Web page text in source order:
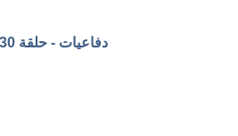
دفاعيات - حلقة 30 ابريل - قانونية العهد الجديد